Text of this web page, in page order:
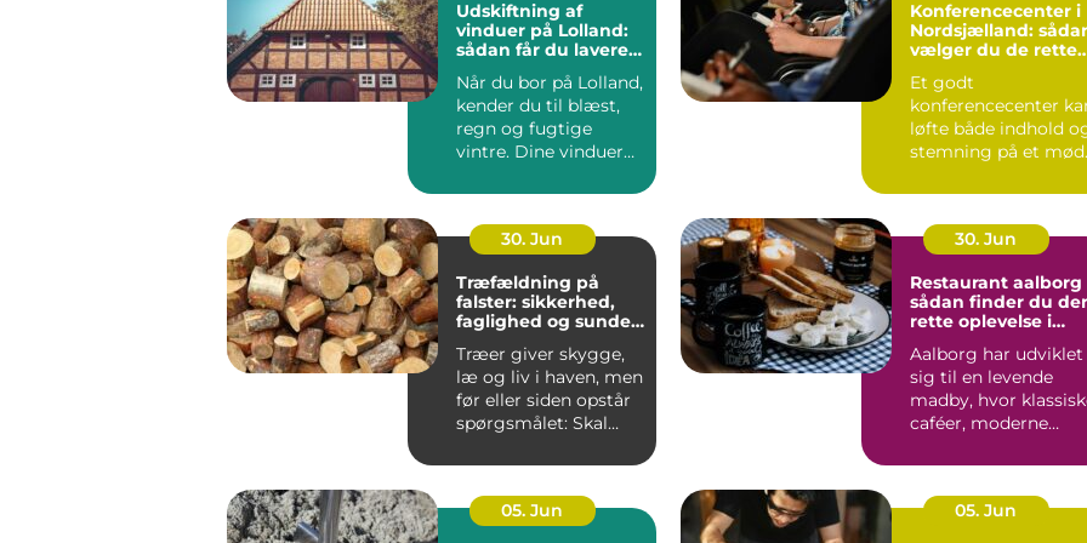
Udskiftning af
vinduer på Lolland:
sådan får du lavere
Når du bor på Lolland,
kender du til blæst,
regn og fugtige
vintre. Dine vinduer
Konferencecenter i
Nordsjælland:
vælger du de rette
Et godt
konferencecenter
løfte både indhold
stemning på et
30. Jun
Træfældning på
falster: sikkerhed,
faglighed og sunde
Træer giver skygge,
læ og liv i haven, men
før eller siden opstår
spørgsmålet: Skal
30. Jun
Restaurant aalborg
sådan finder du
rette oplevelse i
Aalborg har udviklet
sig til en levende
madby, hvor
caféer, moderne
specialise...
05. Jun
05. Jun